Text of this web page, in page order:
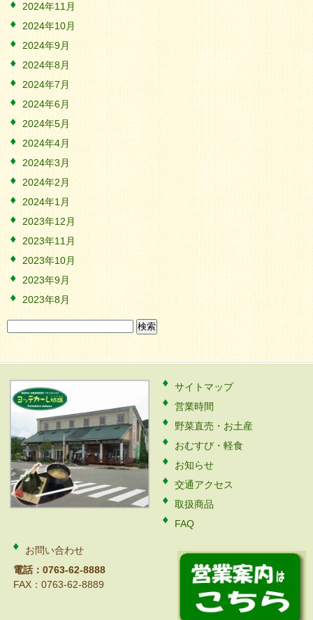
2024年11月
2024年10月
2024年9月
2024年8月
2024年7月
2024年6月
2024年5月
2024年4月
2024年3月
2024年2月
2024年1月
2023年12月
2023年11月
2023年10月
2023年9月
2023年8月
サイトマップ
営業時間
野菜直売・お土産
おむすび・軽食
お知らせ
交通アクセス
取扱商品
FAQ
お問い合わせ
電話：0763-62-8888
FAX：0763-62-8889